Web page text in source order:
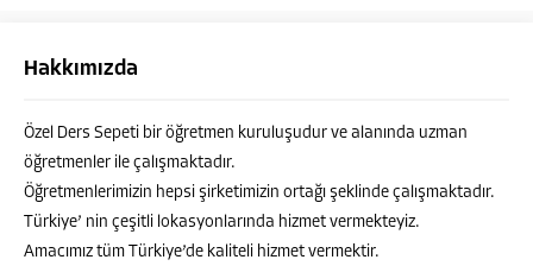
Hakkımızda
Özel Ders Sepeti bir öğretmen kuruluşudur ve alanında uzman
öğretmenler ile çalışmaktadır.
Öğretmenlerimizin hepsi şirketimizin ortağı şeklinde çalışmaktadır.
Türkiye’ nin çeşitli lokasyonlarında hizmet vermekteyiz.
Amacımız tüm Türkiye’de kaliteli hizmet vermektir.
Özel Ders Sepeti